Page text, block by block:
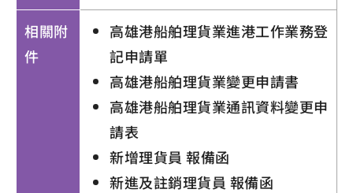
相關附
件
高雄港船舶理貨業進港工作業務登
記申請單
高雄港船舶理貨業變更申請書
高雄港船舶理貨業通訊資料變更申
請表
新增理貨員 報備函
新進及註銷理貨員 報備函